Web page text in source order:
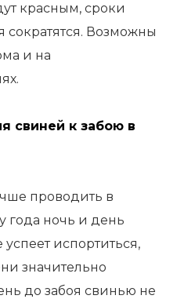
красным, сроки
сократятся. Возможны
и на
свиней к забою в
проводить в
года ночь и день
испортиться,
значительно
до забоя свинью не